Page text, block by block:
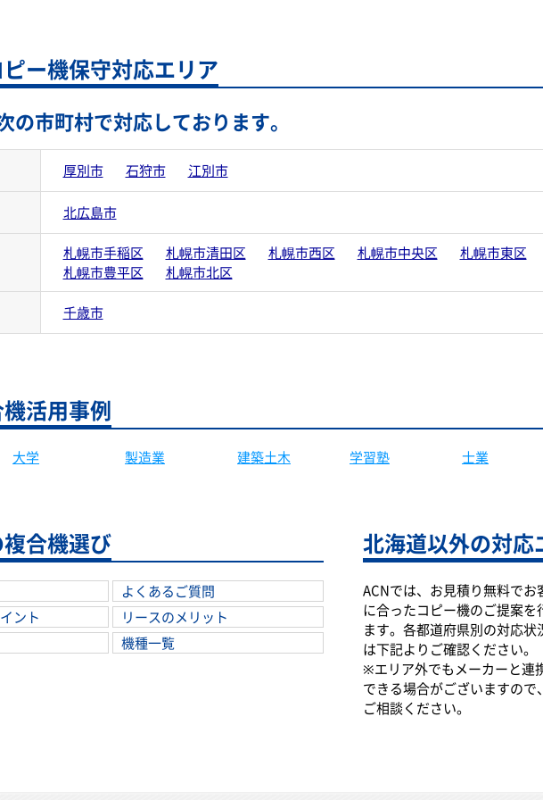
ー機保守対応エリア
の市町村で対応しております。
厚別市 石狩市 江別市
北広島市
札幌市手稲区 札幌市清田区 札幌市西区 札幌市中央区 札幌市東区
札幌市豊平区
札幌市北区
千歳市
活用事例
大学 製造業 建築土木 学習塾 士業
合機選び 北海道以外の対応
ACNでは、お見積り無料でお
に合ったコピー機のご提案を